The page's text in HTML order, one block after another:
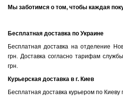
Мы заботимся о том, чтобы каждая
Бесплатная доставка по Украине
Бесплатная доставка на отделение
грн. Доставка согласно тарифам
грн.
Курьерская доставка в г. Киев
Бесплатная доставка курьером по Киеву